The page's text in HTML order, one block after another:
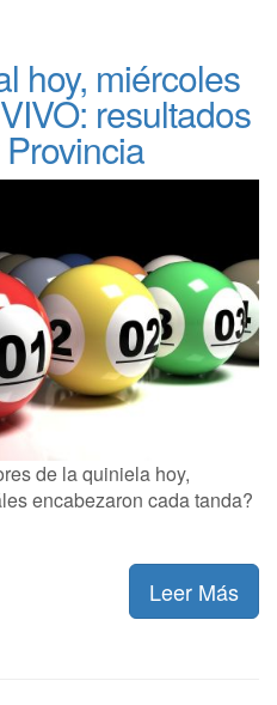
hoy, miércoles
resultados
de la quiniela hoy,
encabezaron cada tanda?
Leer Más